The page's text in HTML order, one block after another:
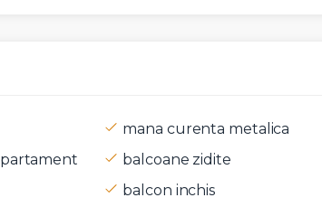
mana curenta metalica
balcoane zidite
balcon inchis
datelor cu caracter personal